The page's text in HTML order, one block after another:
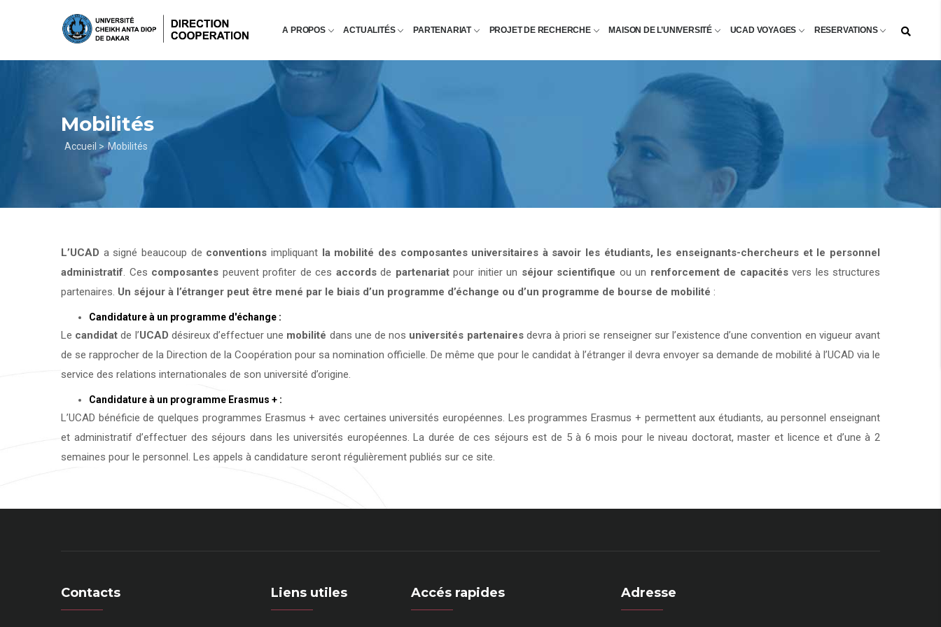
principal
A PROPOS ACTUALITÉS PARTENARIAT PROJET DE RECHERCHE MAISON DE L’UNIVERSITÉ UCAD VOYAGES RESERVATIONS
Mobilités
Fil
d'Ariane
Accueil > Mobilités
L’UCAD a signé beaucoup de conventions impliquant la mobilité des composantes universitaires à savoir les étudiants, les enseignants-chercheurs et le personnel
administratif. Ces composantes peuvent profiter de ces accordsde partenariatpour initier un séjour scientifique ou un renforcement de capacitésvers les structures
partenaires. Un séjour à l’étranger peut être mené par le biais d’un programme d’échange ou d’un programme de bourse de mobilité :
Candidature à un programme d'échange :
Le candidat de l’UCAD désireux d’effectuer une mobilité dans une de nos universités partenairesdevra à priori se renseigner sur l’existence d’une convention en vigueur avant
de se rapprocher de la Direction de la Coopération pour sa nomination officielle. De même que pour le candidat à l’étranger il devra envoyer sa demande de mobilité à l’UCAD via le
service des relations internationales de son université d’origine.
Candidature à un programme Erasmus + :
L’UCAD bénéficie de quelques programmes Erasmus + avec certaines universités européennes. Les programmes Erasmus + permettent aux étudiants, au personnel enseignant
et administratif d’effectuer des séjours dans les universités européennes. La durée de ces séjours est de 5 à 6 mois pour le niveau doctorat, master et licence et d’une à 2
semaines pour le personnel. Les appels à candidature seront régulièrement publiés sur ce site.
Contacts Liens utiles Accés rapides Adresse